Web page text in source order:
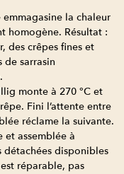
emmagasine la chaleur
homogène. Résultat :
des crêpes fines et
de sarrasin
monte à 270 °C et
Fini l’attente entre
réclame la suivante.
et assemblée à
détachées disponibles
réparable, pas